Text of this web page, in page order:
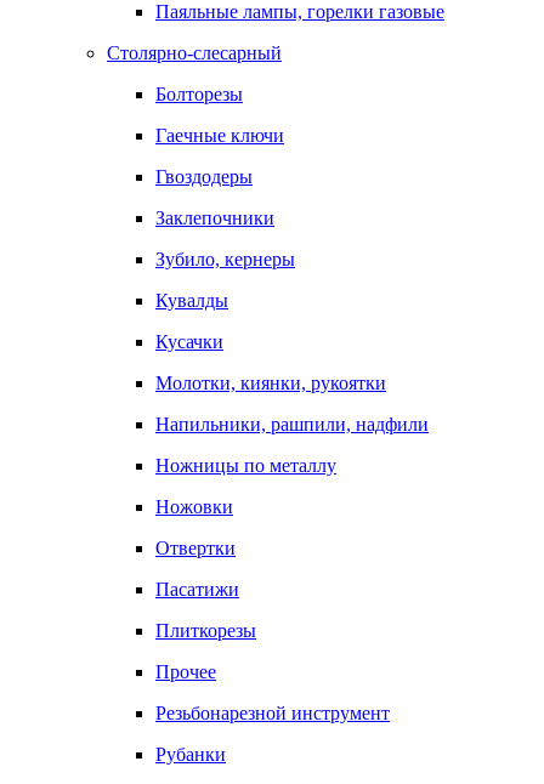
Паяльные лампы, горелки газовые
Столярно-слесарный
Болторезы
Гаечные ключи
Гвоздодеры
Заклепочники
Зубило, кернеры
Кувалды
Кусачки
Молотки, киянки, рукоятки
Напильники, рашпили, надфили
Ножницы по металлу
Ножовки
Отвертки
Пасатижи
Плиткорезы
Прочее
Резьбонарезной инструмент
Рубанки